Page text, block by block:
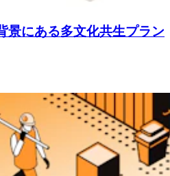
景にある多文化共生プラン